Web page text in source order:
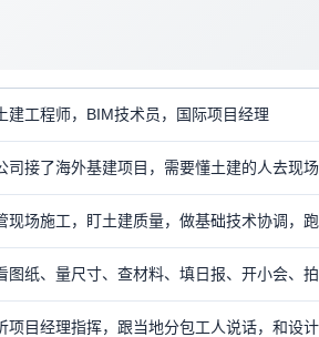
建工程师，BIM技术员，国际项目经理
司接了海外基建项目，需要懂土建的人去现
现场施工，盯土建质量，做基础技术协调，
图纸、量尺寸、查材料、填日报、开小会、
项目经理指挥，跟当地分包工人说话，和设